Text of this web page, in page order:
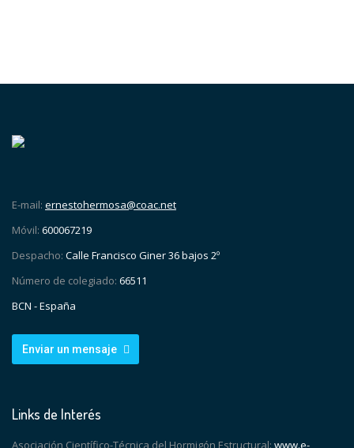
E-mail: ernestohermosa@coac.net
Móvil: 600067219
Despacho: Calle Francisco Giner 36 bajos 2º
Número de colegiado: 66511
BCN - España
Enviar un mensaje
Links de Interés